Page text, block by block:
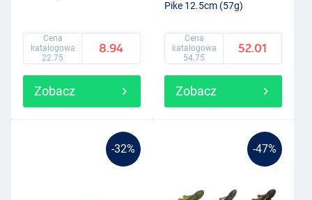
Cena
katalogowa
22.75
8.94
Zobacz
Pike 12.5cm (57g)
Cena
katalogowa
54.75
52.01
Zobacz
-32% -47%